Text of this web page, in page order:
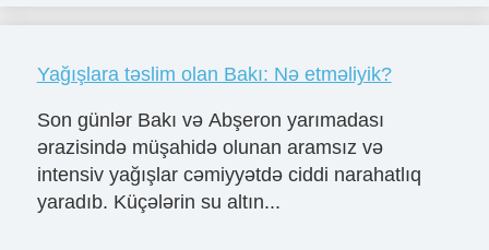
Yağışlara təslim olan Bakı: Nə etməliyik?
Son günlər Bakı və Abşeron yarımadası
ərazisində müşahidə olunan aramsız və
intensiv yağışlar cəmiyyətdə ciddi narahatlıq
yaradıb. Küçələrin su altın...